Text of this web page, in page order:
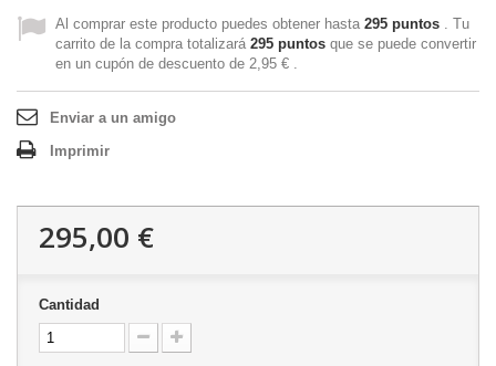
Al comprar este producto puedes obtener hasta 295 puntos . Tu
carrito de la compra totalizará 295 puntos que se puede convertir
en un cupón de descuento de 2,95 € .
Enviar a un amigo
Imprimir
295,00 €
Cantidad